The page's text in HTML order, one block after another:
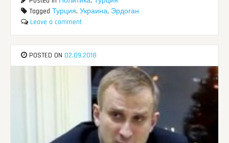
TaggedТурция,Украина, Эрдоган
Leave a comment
POSTED ON 02.09.2018